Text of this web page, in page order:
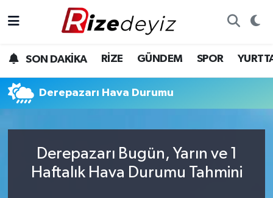
SON DAKİKA RİZE GÜNDEM SPOR
Derepazarı Hava Durumu
Derepazarı Bugün, Yarın ve 1
Haftalık Hava Durumu Tahmini
Gündem
Yurttan Haberler
Teknoloji
Rize Hava Durumu
Rize Trafik Yoğunluk Haritası
Tüm Manşetler